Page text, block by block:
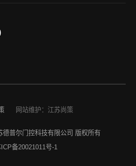
网站维护：江苏尚策
德普尔门控科技有限公司 版权所有
备20021011号-1